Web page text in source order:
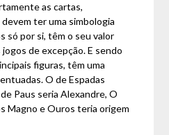
as cartas,
ter uma simbologia
só por si, têm o seu valor
de excepção. E sendo
figuras, têm uma
O de Espadas
Paus seria Alexandre, O
Magno e Ouros teria origem